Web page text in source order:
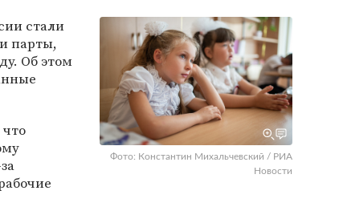
Фото: Константин Михальчевский / РИА
Новости
стали
парты,
Об этом